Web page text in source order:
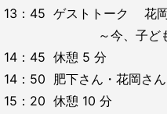
13：45 ゲストトーク 花岡
～今、子どもたちの
14：45 休憩 5 分
14：50 肥下さん・花岡さ
15：20 休憩 10 分